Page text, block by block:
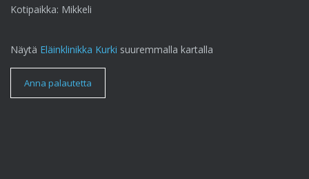
Kotipaikka: Mikkeli
Näytä Eläinklinikka Kurki suuremmalla kartalla
Anna palautetta